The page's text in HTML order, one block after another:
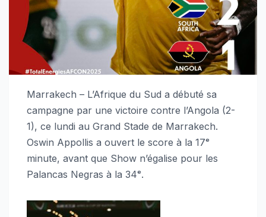
Marrakech – L’Afrique du Sud a débuté sa
campagne par une victoire contre l’Angola (2-
1), ce lundi au Grand Stade de Marrakech.
Oswin Appollis a ouvert le score à la 17ᵉ
minute, avant que Show n’égalise pour les
Palancas Negras à la 34ᵉ.